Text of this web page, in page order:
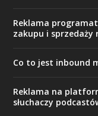
Reklama
zakupu i sprzedaży
Co to jest inbound
Reklama na
słuchaczy